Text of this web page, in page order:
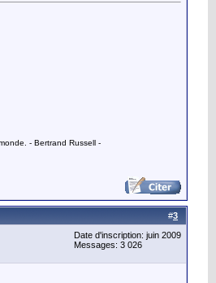
- Bertrand Russell -
#3
Date d'inscription: juin 2009
Messages: 3 026